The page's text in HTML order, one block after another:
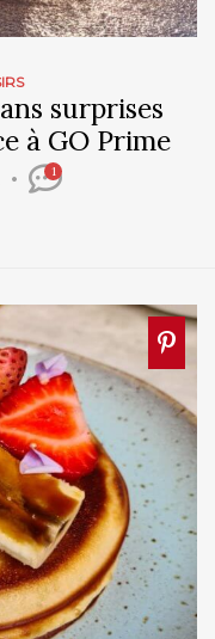
surprises
à GO Prime
1